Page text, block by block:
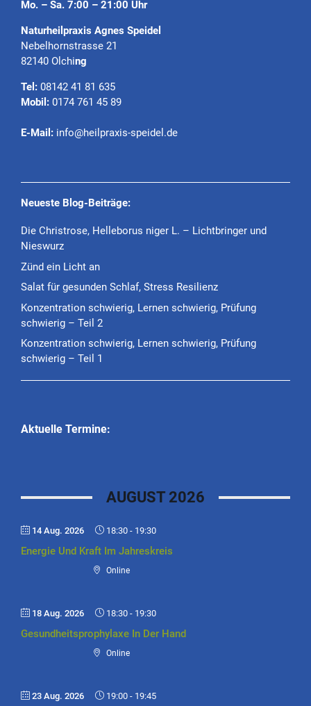
Mo. – Sa. 7:00 – 21:00 Uhr
Naturheilpraxis Agnes Speidel
Nebelhornstrasse 21
82140 Olching
Tel: 08142 41 81 635
Mobil: 0174 761 45 89
E-Mail: info@heilpraxis-speidel.de
Neueste Blog-Beiträge:
Die Christrose, Helleborus niger L. – Lichtbringer und
Nieswurz
Zünd ein Licht an
Salat für gesunden Schlaf, Stress Resilienz
Konzentration schwierig, Lernen schwierig, Prüfung
schwierig – Teil 2
Konzentration schwierig, Lernen schwierig, Prüfung
schwierig – Teil 1
Aktuelle Termine:
AUGUST 2026
14 Aug. 2026 18:30 - 19:30
Energie Und Kraft Im Jahreskreis
Online
18 Aug. 2026 18:30 - 19:30
Gesundheitsprophylaxe In Der Hand
Online
23 Aug. 2026 19:00 - 19:45